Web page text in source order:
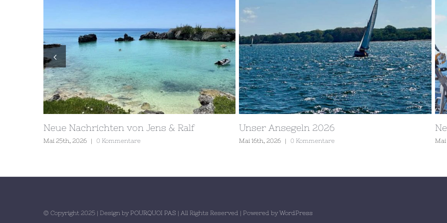
Neue Nachrichten von Jens & Ralf
Mai 25th, 2026 | 0 Kommentare
Unser Ansegeln 2026
Mai 16th, 2026 | 0 Kommentare Mai
© Copyright 2025 | Design by POURQUOI PAS | All Rights Reserved | Powered by WordPress